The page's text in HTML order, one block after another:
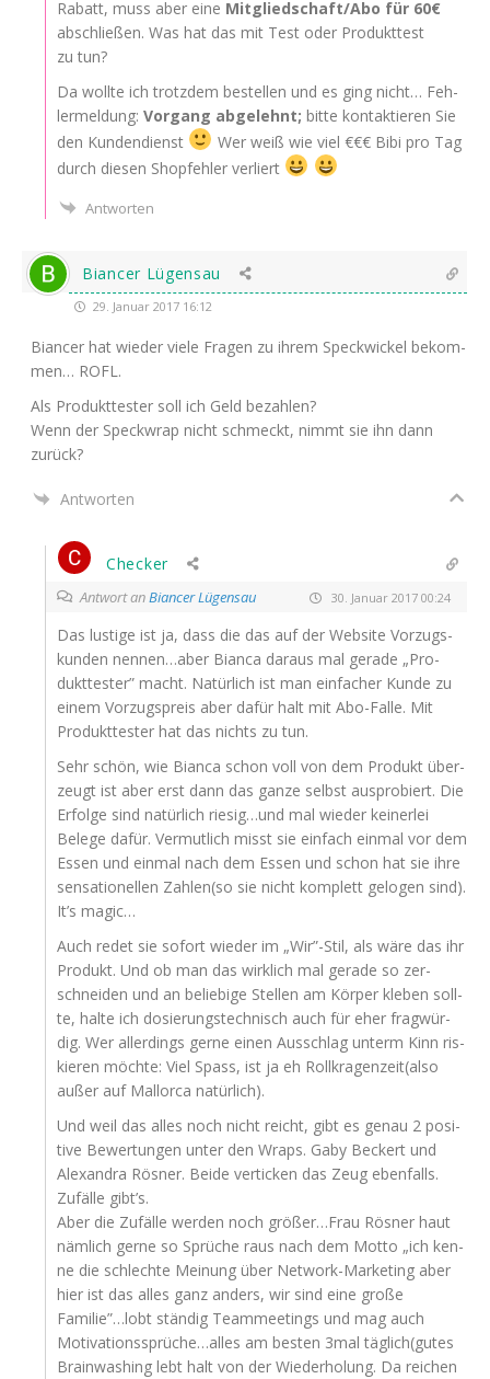
Rabatt, muss aber eine Mitgliedschaft/Abo für 60€
abschlie­ßen. Was hat das mit Test oder Pro­dukt­test
zu tun?
Da woll­te ich trotz­dem bestel­len und es ging nicht… Feh­
ler­mel­dung: Vor­gang abge­lehnt; bit­te kon­tak­tie­ren Sie
den Kun­den­dienst
Wer weiß wie viel €€€ Bibi pro Tag
durch die­sen Shop­feh­ler verliert
Antworten
Biancer Lügensau
29. Januar 2017 16:12
Biancer hat wie­der vie­le Fra­gen zu ihrem Speck­wi­ckel bekom­
men… ROFL.
Als Pro­dukt­tes­ter soll ich Geld bezahlen?
Wenn der Speck­wrap nicht schmeckt, nimmt sie ihn dann
zurück?
Antworten
Checker
Antwort anBiancer Lügensau 30. Januar 2017 00:24
Das lus­ti­ge ist ja, dass die das auf der Web­site Vor­zugs­
kun­den nennen…aber Bian­ca dar­aus mal gera­de „Pro­
dukt­tes­ter” macht. Natür­lich ist man ein­fa­cher Kun­de zu
einem Vor­zugs­preis aber dafür halt mit Abo-Fal­le. Mit
Pro­dukt­tes­ter hat das nichts zu tun.
Sehr schön, wie Bian­ca schon voll von dem Pro­dukt über­
zeugt ist aber erst dann das gan­ze selbst aus­pro­biert. Die
Erfol­ge sind natür­lich riesig…und mal wie­der kei­ner­lei
Bele­ge dafür. Ver­mut­lich misst sie ein­fach ein­mal vor dem
Essen und ein­mal nach dem Essen und schon hat sie ihre
sen­sa­tio­nel­len Zahlen(so sie nicht kom­plett gelo­gen sind).
It’s magic…
Auch redet sie sofort wie­der im „Wir”-Stil, als wäre das ihr
Pro­dukt. Und ob man das wirk­lich mal gera­de so zer­
schnei­den und an belie­bi­ge Stel­len am Kör­per kle­ben soll­
te, hal­te ich dosie­rungs­tech­nisch auch für eher frag­wür­
dig. Wer aller­dings ger­ne einen Aus­schlag unterm Kinn ris­
kie­ren möch­te: Viel Spass, ist ja eh Rollkragenzeit(also
außer auf Mal­lor­ca natürlich).
Und weil das alles noch nicht reicht, gibt es genau 2 posi­
ti­ve Bewer­tun­gen unter den Wraps. Gaby Beckert und
Alex­an­dra Rös­ner. Bei­de ver­ti­cken das Zeug eben­falls.
Zufäl­le gibt’s.
Aber die Zufäl­le wer­den noch größer…Frau Rös­ner haut
näm­lich ger­ne so Sprü­che raus nach dem Mot­to „ich ken­
ne die schlech­te Mei­nung über Net­work-Mar­ke­ting aber
hier ist das alles ganz anders, wir sind eine gro­ße
Familie”…lobt stän­dig Team­mee­tings und mag auch
Motivationssprüche…alles am bes­ten 3mal täglich(gutes
Brain­wa­shing lebt halt von der Wie­der­ho­lung. Da rei­chen